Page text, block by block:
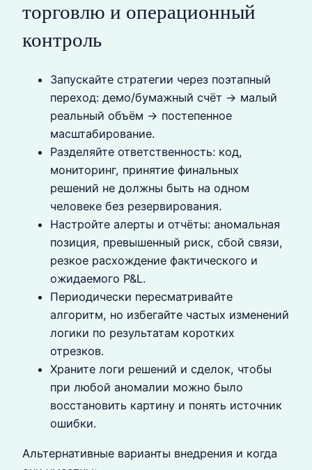
торговлю и операционный
контроль
Запускайте стратегии через поэтапный
переход: демо/бумажный счёт → малый
реальный объём → постепенное
масштабирование.
Разделяйте ответственность: код,
мониторинг, принятие финальных
решений не должны быть на одном
человеке без резервирования.
Настройте алерты и отчёты: аномальная
позиция, превышенный риск, сбой связи,
резкое расхождение фактического и
ожидаемого P&L.
Периодически пересматривайте
алгоритм, но избегайте частых изменений
логики по результатам коротких
отрезков.
Храните логи решений и сделок, чтобы
при любой аномалии можно было
восстановить картину и понять источник
ошибки.
Альтернативные варианты внедрения и когда